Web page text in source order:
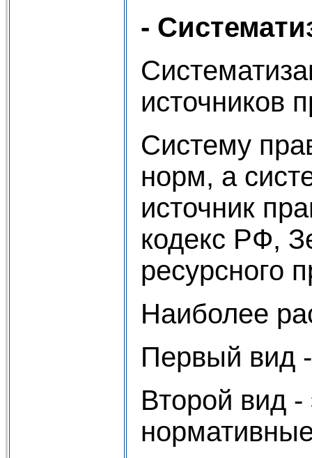
-
источников
Систему
норм, а
источник
кодекс РФ,
ресурсного
Наиболее
Первый вид
Второй вид